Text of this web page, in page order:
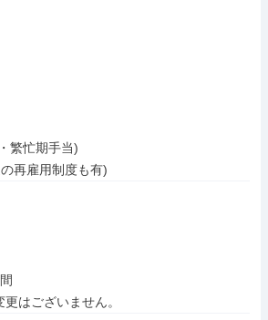
繁忙期手当)
再雇用制度も有)
はございません。